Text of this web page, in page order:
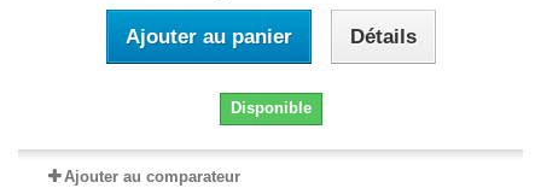
Ajouter au panier Détails
Disponible
Ajouter au comparateur